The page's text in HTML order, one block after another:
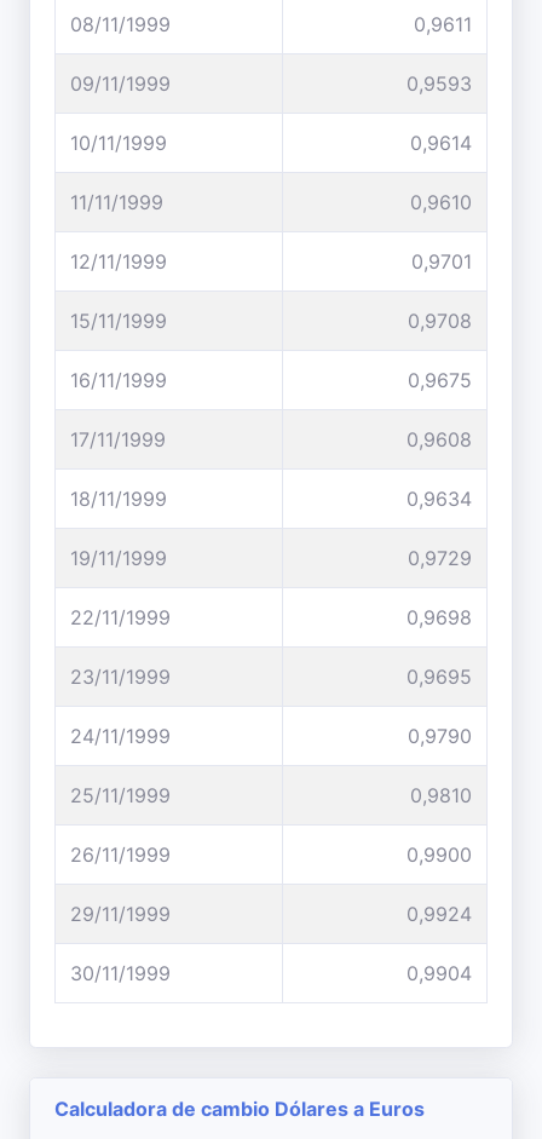
08/11/1999 0,9611
09/11/1999 0,9593
10/11/1999 0,9614
11/11/1999 0,9610
12/11/1999 0,9701
15/11/1999 0,9708
16/11/1999 0,9675
17/11/1999 0,9608
18/11/1999 0,9634
19/11/1999 0,9729
22/11/1999 0,9698
23/11/1999 0,9695
24/11/1999 0,9790
25/11/1999 0,9810
26/11/1999 0,9900
29/11/1999 0,9924
30/11/1999 0,9904
Calculadora de cambio Dólares a Euros